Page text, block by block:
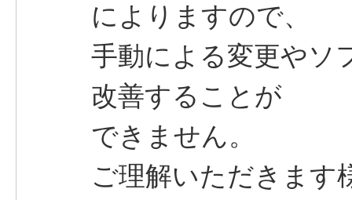
によりますので、
手動による変更やソ
改善することが
できません。
ご理解いただきます